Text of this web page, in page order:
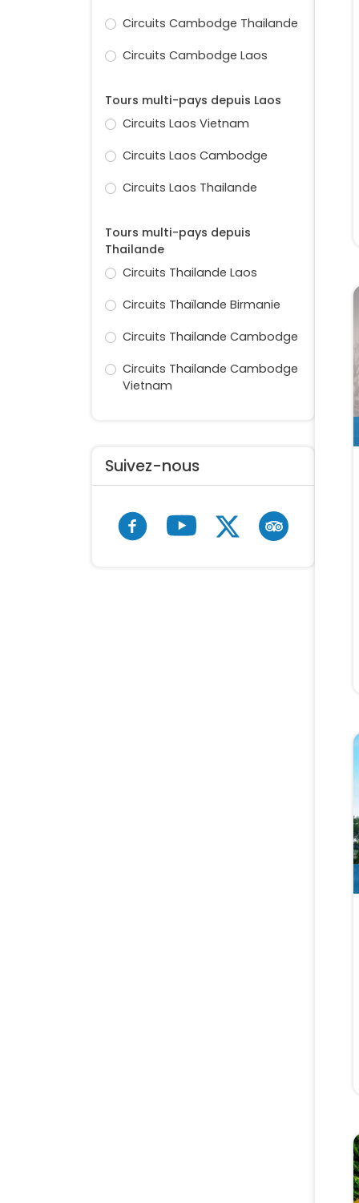
Circuits Cambodge Thailande
Circuits Cambodge Laos
Tours multi-pays depuis Laos
Circuits Laos Vietnam
Circuits Laos Cambodge
Circuits Laos Thailande
Tours multi-pays depuis
Thailande
Circuits Thailande Laos
Circuits Thaïlande Birmanie
Circuits Thailande Cambodge
Circuits Thailande Cambodge
Vietnam
Suivez-nous